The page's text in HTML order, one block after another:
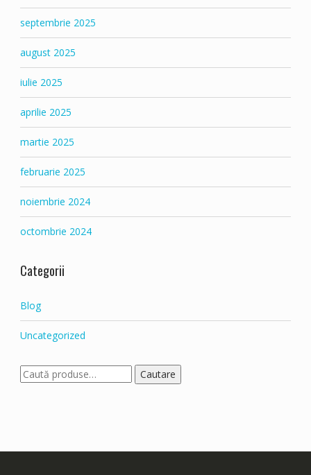
septembrie 2025
august 2025
iulie 2025
aprilie 2025
martie 2025
februarie 2025
noiembrie 2024
octombrie 2024
Categorii
Blog
Uncategorized
Caută: Cautare